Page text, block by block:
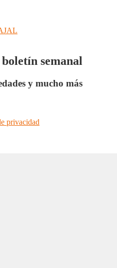
semanal
y mucho más
privacidad